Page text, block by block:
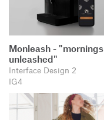
Monleash - "mornings
unleashed"
Interface Design 2
IG4